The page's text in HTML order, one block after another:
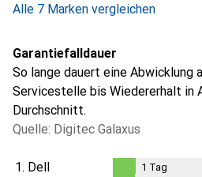
Alle 7 Marken vergleichen
Garantiefalldauer
So lange dauert eine Abwicklung
Servicestelle bis Wiedererhalt in
Durchschnitt.
Quelle: Digitec Galaxus
1. Dell 1 Tag